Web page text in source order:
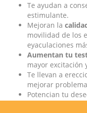
Te ayudan a
estimulante.
Mejoran la
movilidad de los
eyaculaciones
Aumentan tu
mayor excitación
Te llevan a
mejorar
Potencian tu